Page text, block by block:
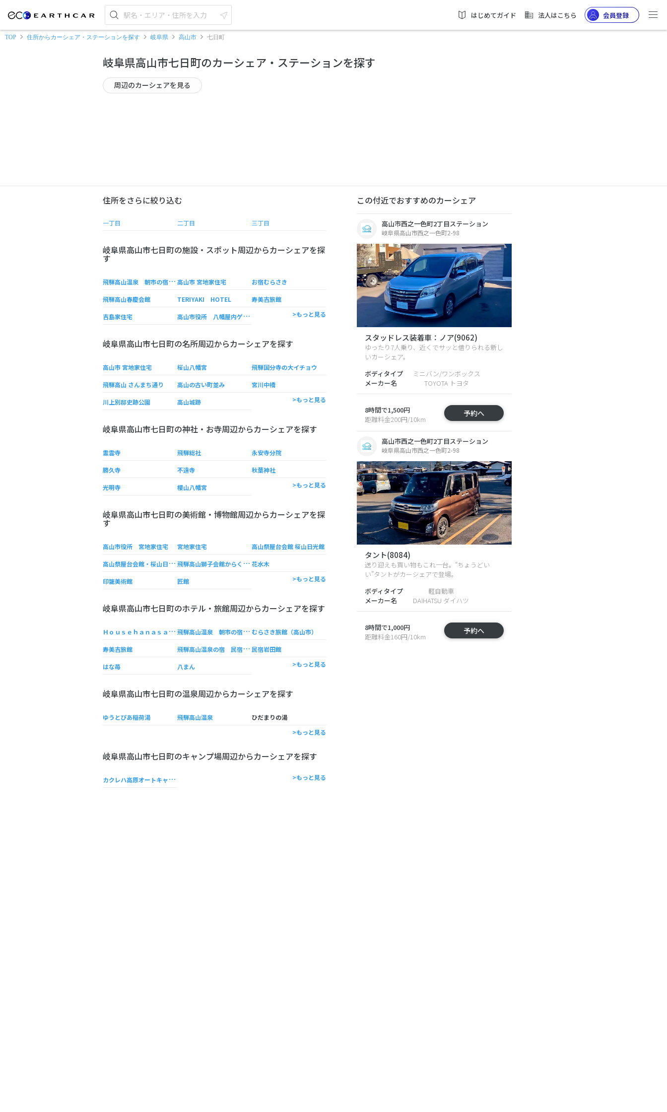
はじめてガイド 法人はこちら 会員登録
TOP 住所からカーシェア・ステーションを探す 岐阜県 高山市 七日町
岐阜県高山市七日町のカーシェア・ステーションを探す
周辺のカーシェアを見る
住所をさらに絞り込む
一丁目 二丁目 三丁目
岐阜県高山市七日町の施設・スポット周辺からカーシェアを探
す
飛
騨高山温泉 朝市の宿 お宿いぐち 高山市 宮地家住宅 お宿むらさき
飛騨高山春慶会館 TERIYAKI HOTEL 寿美吉旅館
吉島家住宅 高
山市役所 八幡屋内ゲートボール場 >もっと見る
岐阜県高山市七日町の名所周辺からカーシェアを探す
高山市 宮地家住宅 桜山八幡宮 飛騨国分寺の大イチョウ
飛騨高山 さんまち通り 高山の古い町並み 宮川中橋
川上別邸史跡公園 高山城跡 >もっと見る
岐阜県高山市七日町の神社・お寺周辺からカーシェアを探す
霊雲寺 飛騨総社 永安寺分院
勝久寺 不遠寺 秋葉神社
光明寺 櫻山八幡宮 >もっと見る
岐阜県高山市七日町の美術館・博物館周辺からカーシェアを探
す
高山市役所 宮地家住宅 宮地家住宅 高山祭屋台会館 桜山日光館
高
山祭屋台会館・桜山日光館 飛
騨高山獅子会館からくりミュージアム 花水木
印籠美術館 匠館 >もっと見る
岐阜県高山市七日町のホテル・旅館周辺からカーシェアを探す
Ｈ
ｏｕｓｅｈａｎａｓａｋｉ 飛
騨高山温泉 朝市の宿 お宿 いぐち むらさき旅館（高山市）
寿美吉旅館 飛
騨高山温泉の宿 民宿岩田館 民宿岩田館
はな苺 八まん >もっと見る
岐阜県高山市七日町の温泉周辺からカーシェアを探す
ゆうとぴあ稲荷湯 飛騨高山温泉
ひだまりの湯
>もっと見る
岐阜県高山市七日町のキャンプ場周辺からカーシェアを探す
カ
クレハ高原オートキャンプ場 >もっと見る
この付近でおすすめのカーシェア
高山市西之一色町2丁目ステーション
岐阜県高山市西之一色町2-98
スタッドレス装着車：ノア(9062)
ゆったり7人乗り、近くでサッと借りられる新し
いカーシェア。
ボディタイプ
メーカー名
ミニバン/ワンボックス
TOYOTA トヨタ
8時間で1,500円
距離料金200円/10km
予約へ
高山市西之一色町2丁目ステーション
岐阜県高山市西之一色町2-98
タント(8084)
送り迎えも買い物もこれ一台。“ちょうどい
い”タントがカーシェアで登場。
ボディタイプ
メーカー名
軽自動車
DAIHATSU ダイハツ
8時間で1,000円
距離料金160円/10km
予約へ